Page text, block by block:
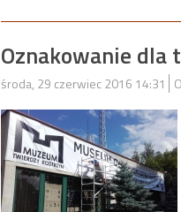
Oznakowanie
środa, 29 czerwiec 2016 14:31